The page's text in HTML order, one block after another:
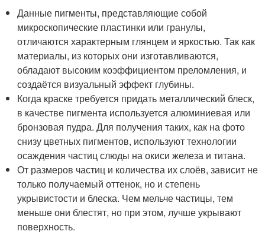
Данные пигменты, представляющие собой
микроскопические пластинки или гранулы,
отличаются характерным глянцем и яркостью. Так как
материалы, из которых они изготавливаются,
обладают высоким коэффициентом преломления, и
создаётся визуальный эффект глубины.
Когда краске требуется придать металлический блеск,
в качестве пигмента используется алюминиевая или
бронзовая пудра. Для получения таких, как на фото
снизу цветных пигментов, используют технологии
осаждения частиц слюды на окиси железа и титана.
От размеров частиц и количества их слоёв, зависит не
только получаемый оттенок, но и степень
укрывистости и блеска. Чем мельче частицы, тем
меньше они блестят, но при этом, лучше укрывают
поверхность.